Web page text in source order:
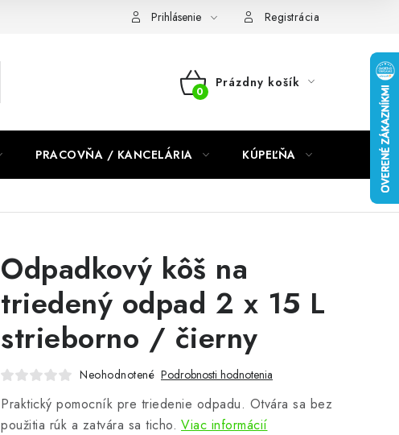
Prihlásenie Registrácia
NÁKUPNÝ
Prázdny košík
PRACOVŇA / KANCELÁRIA KÚPEĽŇA
Odpadkový kôš na
triedený odpad 2 x 15 L
strieborno / čierny
Neohodnotené Podrobnosti hodnotenia
Praktický pomocník pre triedenie odpadu. Otvára sa bez
použitia rúk a zatvára sa ticho. Viac informácií